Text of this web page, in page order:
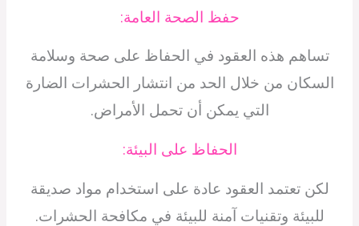
حفظ الصحة العامة:
تساهم هذه العقود في الحفاظ على صحة وسلامة
السكان من خلال الحد من انتشار الحشرات الضارة
التي يمكن أن تحمل الأمراض.
الحفاظ على البيئة:
لكن تعتمد العقود عادة على استخدام مواد صديقة
للبيئة وتقنيات آمنة للبيئة في مكافحة الحشرات.